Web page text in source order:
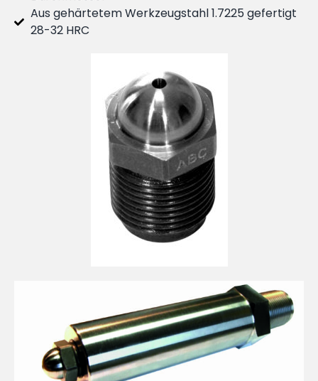
Aus gehärtetem Werkzeugstahl 1.7225 gefertigt
28-32 HRC